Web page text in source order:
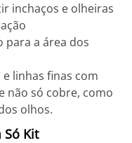
inchaços e olheiras
a área dos
linhas finas com
não só cobre, como
olhos.
Só Kit